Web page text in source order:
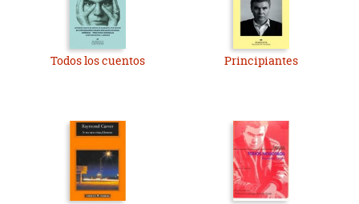
Todos los cuentos Principiantes